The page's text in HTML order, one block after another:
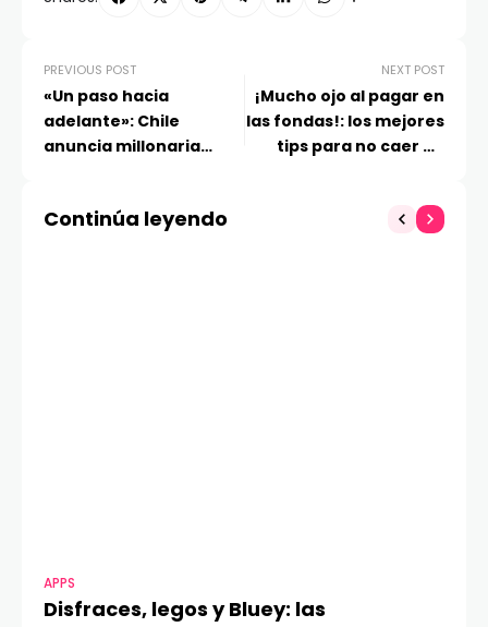
PREVIOUS POST
«Un paso hacia
adelante»: Chile
anuncia millonaria
NEXT POST
¡Mucho ojo al pagar en
las fondas!: los mejores
tips para no caer en
Continúa leyendo
APPS
Disfraces, legos y Bluey: las